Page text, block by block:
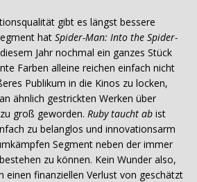
gibt es längst bessere
hat Spider-Man: Into the Spider-
Jahr nochmal ein ganzes Stück
Farben alleine reichen einfach nicht
Publikum in die Kinos zu locken,
ähnlich gestrickten Werken über
groß geworden. Ruby taucht ab ist
zu belanglos und innovationsarm
Segment neben der immer
zu können. Kein Wunder also,
einen finanziellen Verlust von geschätzt